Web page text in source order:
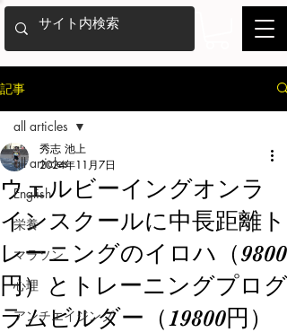
記事
all articles
English
栄養
マラソン
心理
アンチエイジング
all articles
ウェルビーイングオンラ
インスクールに中長距離ト
レーニングのイロハ（9800
円）とトレーニングプログ
ラムビルダー（19800円）
秀志 池上
2024年11月7日